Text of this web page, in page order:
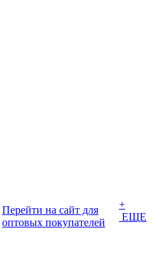
Перейти на сайт для
оптовых покупателей
+
ЕЩЕ